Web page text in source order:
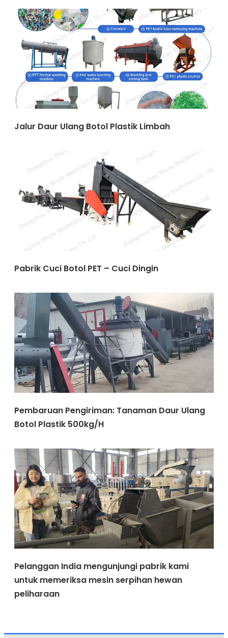
Jalur Daur Ulang Botol Plastik Limbah
Pabrik Cuci Botol PET – Cuci Dingin
Pembaruan Pengiriman: Tanaman Daur Ulang
Botol Plastik 500kg/H
Pelanggan India mengunjungi pabrik kami
untuk memeriksa mesin serpihan hewan
peliharaan